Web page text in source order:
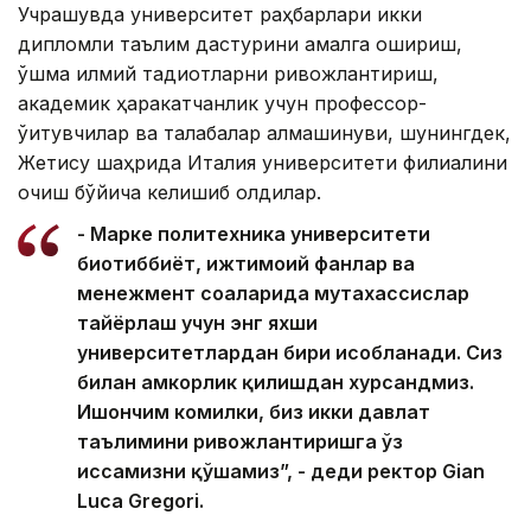
Учрашувда университет раҳбарлари икки
дипломли таълим дастурини амалга ошириш,
қўшма илмий тадқиқотларни ривожлантириш,
академик ҳаракатчанлик учун профессор-
ўқитувчилар ва талабалар алмашинуви, шунингдек,
Жетису шаҳрида Италия университети филиалини
очиш бўйича келишиб олдилар.
- Марке политехника университети
биотиббиёт, ижтимоий фанлар ва
менежмент соҳаларида мутахассислар
тайёрлаш учун энг яхши
университетлардан бири ҳисобланади. Сиз
билан ҳамкорлик қилишдан хурсандмиз.
Ишончим комилки, биз икки давлат
таълимини ривожлантиришга ўз
ҳиссамизни қўшамиз”, - деди ректор Gian
Luca Gregori.